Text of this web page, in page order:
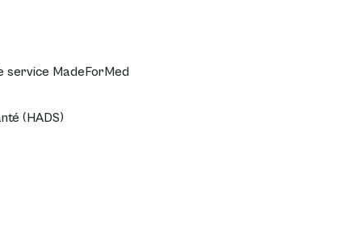
service MadeForMed
(HADS)